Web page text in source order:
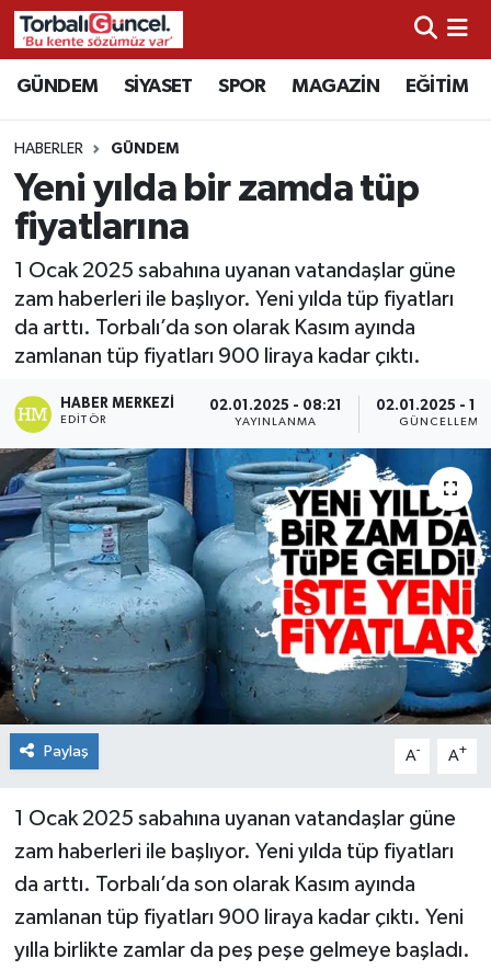
GÜNDEM SİYASET SPOR MAGAZİN EĞİTİM
HABERLER GÜNDEM
Yeni yılda bir zamda tüp
fiyatlarına
1 Ocak 2025 sabahına uyanan vatandaşlar güne
zam haberleri ile başlıyor. Yeni yılda tüp fiyatları
da arttı. Torbalı’da son olarak Kasım ayında
zamlanan tüp fiyatları 900 liraya kadar çıktı.
HABER MERKEZI
EDITÖR
02.01.2025 - 08:21
YAYINLANMA
02.01.2025 -
GÜNCELLEME
Paylaş A- A+
1 Ocak 2025 sabahına uyanan vatandaşlar güne
zam haberleri ile başlıyor. Yeni yılda tüp fiyatları
da arttı. Torbalı’da son olarak Kasım ayında
zamlanan tüp fiyatları 900 liraya kadar çıktı. Yeni
yılla birlikte zamlar da peş peşe gelmeye başladı.
İzmir Nöbetçi Eczaneler
İzmir Hava Durumu
İzmir Namaz Vakitleri
Süper Lig Puan Durumu ve Fikstür
Tüm Manşetler
Son Dakika Haberleri
Haber Arşivi